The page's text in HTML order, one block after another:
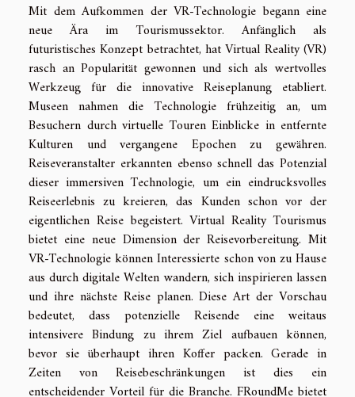
Mit dem Aufkommen der VR-Technologie begann eine
neue Ära im Tourismussektor. Anfänglich als
futuristisches Konzept betrachtet, hat Virtual Reality (VR)
rasch an Popularität gewonnen und sich als wertvolles
Werkzeug für die innovative Reiseplanung etabliert.
Museen nahmen die Technologie frühzeitig an, um
Besuchern durch virtuelle Touren Einblicke in entfernte
Kulturen und vergangene Epochen zu gewähren.
Reiseveranstalter erkannten ebenso schnell das Potenzial
dieser immersiven Technologie, um ein eindrucksvolles
Reiseerlebnis zu kreieren, das Kunden schon vor der
eigentlichen Reise begeistert. Virtual Reality Tourismus
bietet eine neue Dimension der Reisevorbereitung. Mit
VR-Technologie können Interessierte schon von zu Hause
aus durch digitale Welten wandern, sich inspirieren lassen
und ihre nächste Reise planen. Diese Art der Vorschau
bedeutet, dass potenzielle Reisende eine weitaus
intensivere Bindung zu ihrem Ziel aufbauen können,
bevor sie überhaupt ihren Koffer packen. Gerade in
Zeiten von Reisebeschränkungen ist dies ein
entscheidender Vorteil für die Branche. FRoundMe bietet